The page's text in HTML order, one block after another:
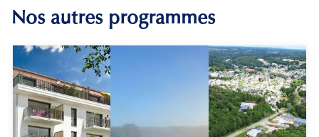
Nos autres programmes